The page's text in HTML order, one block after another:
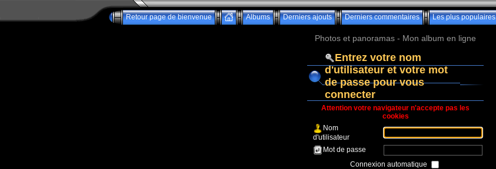
Retour page de bienvenue Albums Derniers ajouts Derniers commentaires Les plus populaires
Photos et panoramas - Mon album en ligne
Entrez votre nom
d'utilisateur et votre mot
de passe pour vous
connecter
Attention votre navigateur n'accepte pas les
cookies
Nom
d'utilisateur
Mot de passe
Connexion automatique